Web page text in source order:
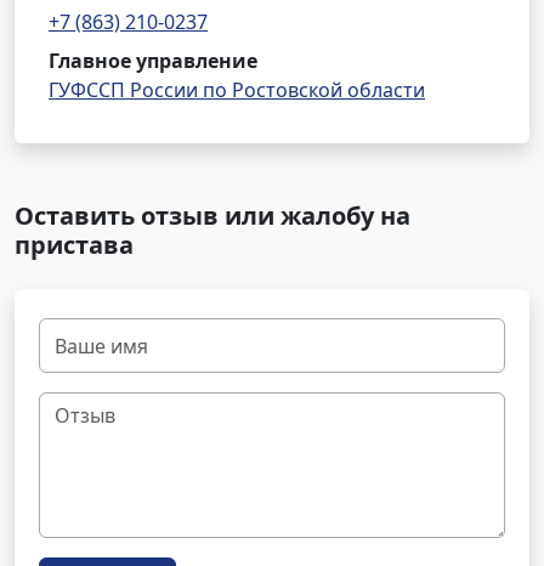
+7 (863) 210-0237
Главное управление
ГУФССП России по Ростовской области
Оставить отзыв или жалобу на
пристава